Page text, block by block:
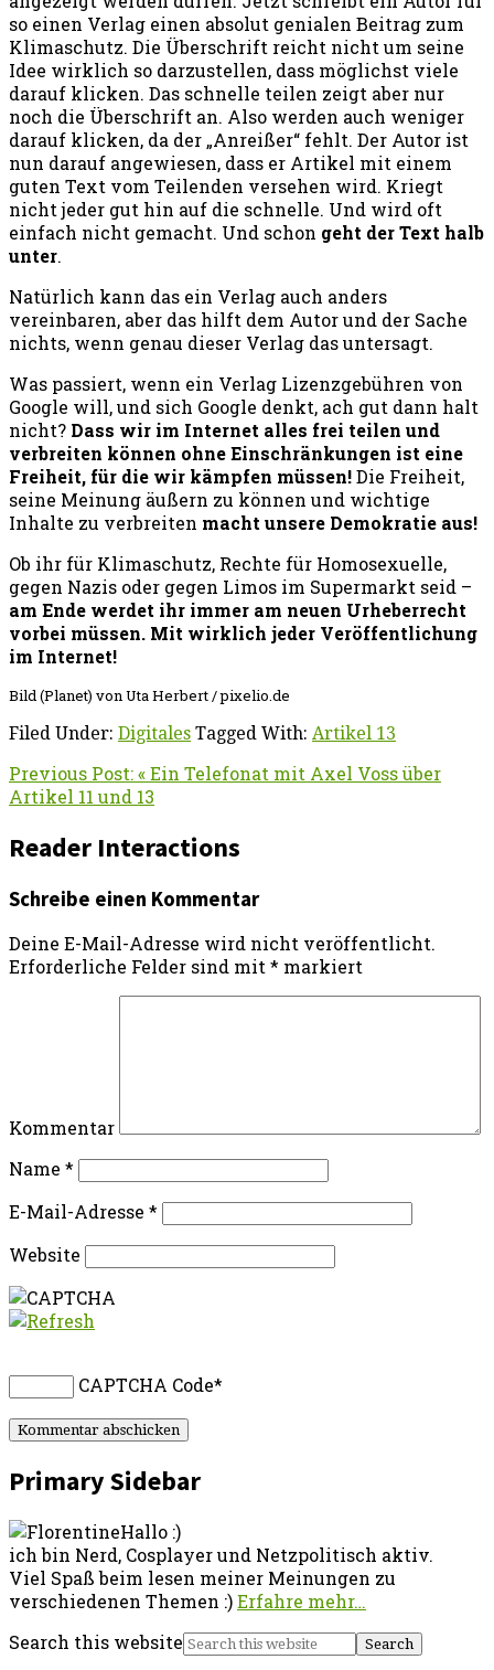
so einen Verlag einen absolut genialen Beitrag zum
Klimaschutz. Die Überschrift reicht nicht um seine
Idee wirklich so darzustellen, dass möglichst viele
darauf klicken. Das schnelle teilen zeigt aber nur
noch die Überschrift an. Also werden auch weniger
darauf klicken, da der „Anreißer“ fehlt. Der Autor ist
nun darauf angewiesen, dass er Artikel mit einem
guten Text vom Teilenden versehen wird. Kriegt
nicht jeder gut hin auf die schnelle. Und wird oft
einfach nicht gemacht. Und schon geht der Text halb
unter.
Natürlich kann das ein Verlag auch anders
vereinbaren, aber das hilft dem Autor und der Sache
nichts, wenn genau dieser Verlag das untersagt.
Was passiert, wenn ein Verlag Lizenzgebühren von
Google will, und sich Google denkt, ach gut dann halt
nicht? Dass wir im Internet alles frei teilen und
verbreiten können ohne Einschränkungen ist eine
Freiheit, für die wir kämpfen müssen!Die Freiheit,
seine Meinung äußern zu können und wichtige
Inhalte zu verbreiten macht unsere Demokratie aus!
Ob ihr für Klimaschutz, Rechte für Homosexuelle,
gegen Nazis oder gegen Limos im Supermarkt seid –
am Ende werdet ihr immer am neuen Urheberrecht
vorbei müssen. Mit wirklich jeder Veröffentlichung
im Internet!
Bild (Planet) von Uta Herbert / pixelio.de
Filed Under: Digitales Tagged With: Artikel 13
Previous Post:« Ein Telefonat mit Axel Voss über
Artikel 11 und 13
Reader Interactions
Schreibe einen Kommentar
Deine E-Mail-Adresse wird nicht veröffentlicht.
Erforderliche Felder sind mit* markiert
Kommentar
Name *
E-Mail-Adresse *
Website
CAPTCHA Code*
Primary Sidebar
Hallo :)
ich bin Nerd, Cosplayer und Netzpolitisch aktiv.
Viel Spaß beim lesen meiner Meinungen zu
verschiedenen Themen :)Erfahre mehr…
Search this website